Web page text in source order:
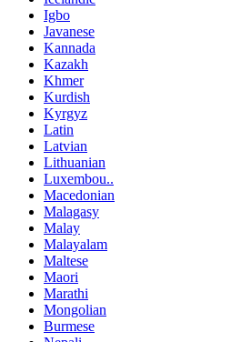
Igbo
Javanese
Kannada
Kazakh
Khmer
Kurdish
Kyrgyz
Latin
Latvian
Lithuanian
Luxembou..
Macedonian
Malagasy
Malay
Malayalam
Maltese
Maori
Marathi
Mongolian
Burmese